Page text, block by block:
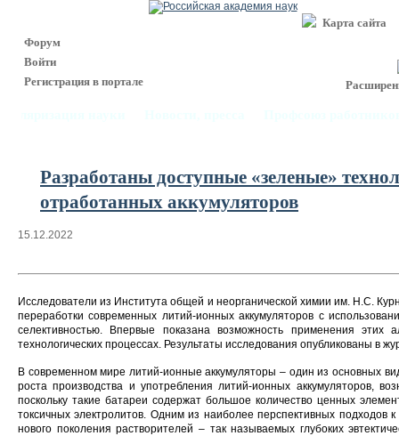
Форум
Войти
Регистрация в портале
Карта сайта
Разработаны доступные «зеленые»
отработанных аккумуляторов
15.12.2022
Исследователи из Института общей и неорганической химии им. Н.С.
переработки современных литий-ионных аккумуляторов с
селективностью. Впервые показана возможность применения этих
технологических процессах. Результаты исследования опубликованы в
В современном мире литий-ионные аккумуляторы – один из основных
роста производства и употребления литий-ионных аккумуляторов,
поскольку такие батареи содержат большое количество ценных
токсичных электролитов. Одним из наиболее перспективных подходов
нового поколения растворителей ‒ так называемых глубоких